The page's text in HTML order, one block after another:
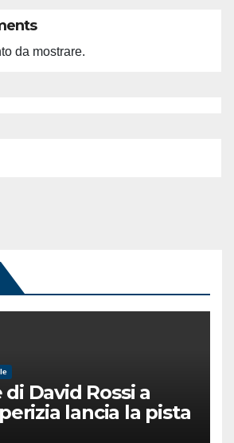
da mostrare.
David Rossi a
lancia la pista
finita